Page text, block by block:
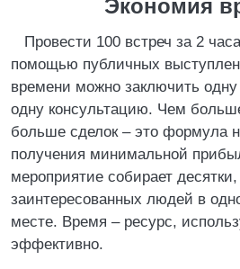
Экономия
Провести 100 встреч за 2
помощью публичных
времени можно заключить
одну консультацию. Чем
больше сделок – это формула
получения минимальной
мероприятие собирает
заинтересованных людей в
месте. Время – ресурс,
эффективно.